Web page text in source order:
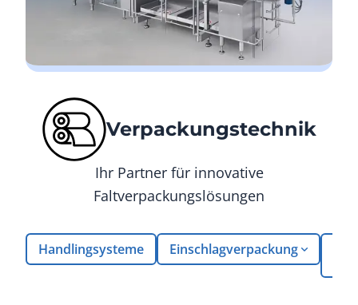
Verpackungstechnik
Ihr Partner für innovative
Faltverpackungslösungen
Handlingsysteme Einschlagverpackung